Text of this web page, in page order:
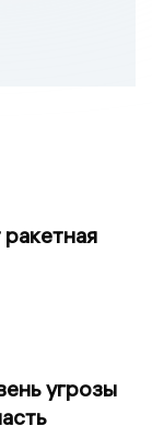
угрозы